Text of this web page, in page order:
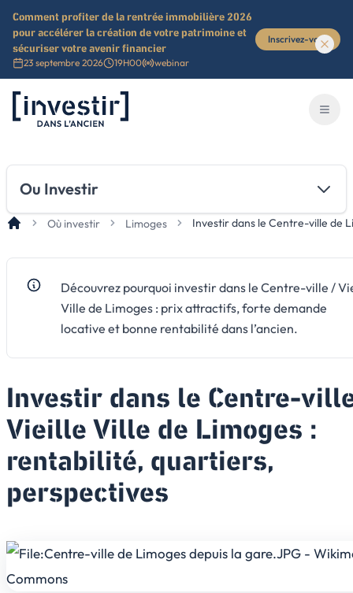
Comment profiter de la rentrée immobilière 2026
pour accélérer la création de votre patrimoine et
sécuriser votre avenir financier
23 septembre 2026 19H00 webinar
Inscrivez-vous
Investir dans l'ancien
Ou Investir
Où investir Limoges Investir dans le Centre-ville de
Découvrez pourquoi investir dans le Centre-ville /
Ville de Limoges : prix attractifs, forte demande
locative et bonne rentabilité dans l’ancien.
Investir dans le Centre-
Vieille Ville de Limoges :
rentabilité, quartiers,
perspectives